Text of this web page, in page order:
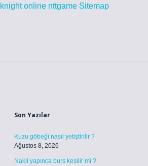
knight online nttgame Sitemap
Son Yazılar
Kuzu göbeği nasıl yetiştirilir ?
Ağustos 8, 2026
Nakil yapınca burs kesilir mi ?